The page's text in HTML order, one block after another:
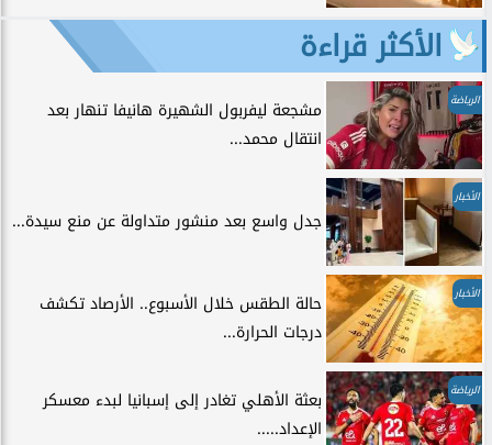
الأكثر قراءة
الرياضة
مشجعة ليفربول الشهيرة هانيفا تنهار بعد
انتقال محمد...
الأخبار
جدل واسع بعد منشور متداولة عن منع سيدة...
الأخبار
حالة الطقس خلال الأسبوع.. الأرصاد تكشف
درجات الحرارة...
الرياضة
بعثة الأهلي تغادر إلى إسبانيا لبدء معسكر
الإعداد.....